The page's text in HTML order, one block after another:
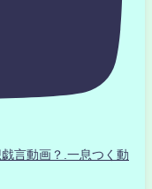
言動画？.一息つく動